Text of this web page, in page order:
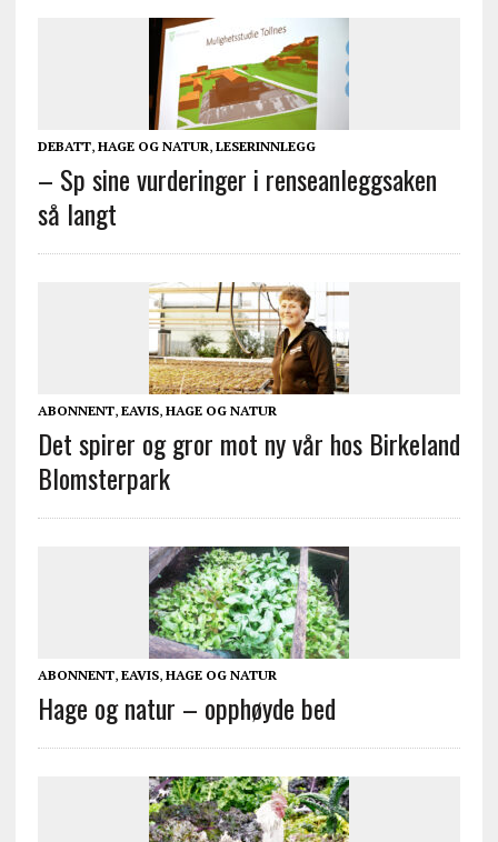
DEBATT, HAGE OG NATUR, LESERINNLEGG
– Sp sine vurderinger i renseanleggsaken
så langt
ABONNENT, EAVIS, HAGE OG NATUR
Det spirer og gror mot ny vår hos Birkeland
Blomsterpark
ABONNENT, EAVIS, HAGE OG NATUR
Hage og natur – opphøyde bed